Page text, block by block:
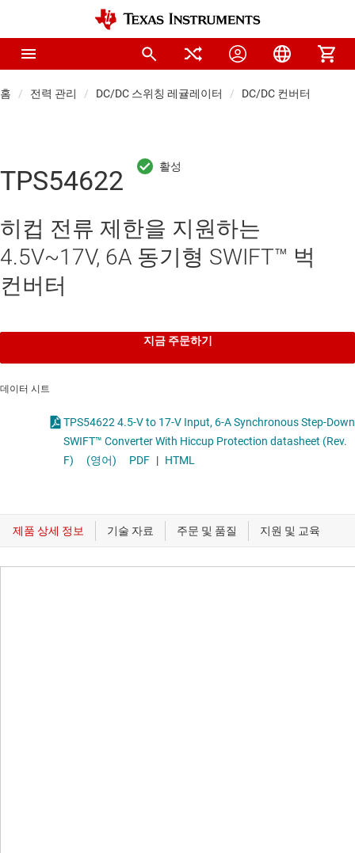
홈 전력 관리 DC/DC 스위칭 레귤레이터 DC/DC 컨버터
TPS54622
히컵 전류 제한을 지원하는
4.5V~17V, 6A 동기형 SWIFT™ 벅
컨버터
지금 주문하기
데이터 시트
TPS54622 4.5-V to 17-V Input, 6-A Synchronous Step-Down
SWIFT™ Converter With Hiccup Protection datasheet (Rev.
F)
(영어) PDF | HTML